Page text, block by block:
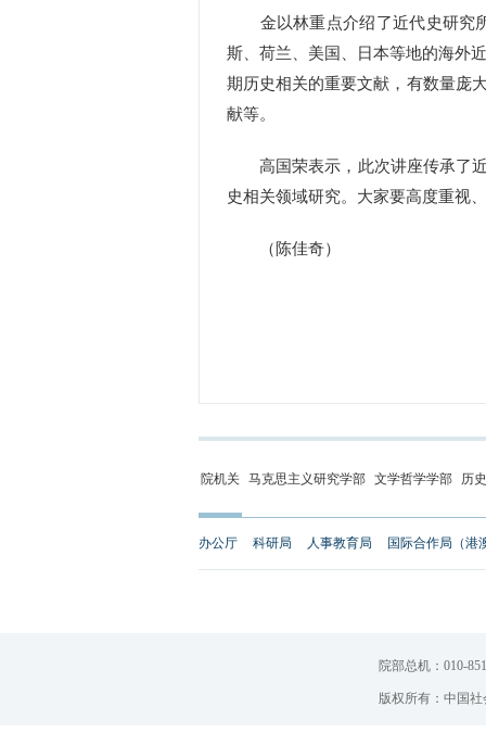
金以林重点介绍了近代史研究所
斯、荷兰、美国、日本等地的海外
期历史相关的重要文献，有数量庞
献等。
高国荣表示，此次讲座传承了近
史相关领域研究。大家要高度重视
（陈佳奇）
院机关 马克思主义研究学部 文学哲学学部 历
办公厅 科研局 人事教育局 国际合作局（港
院部总机：010-
版权所有：中国